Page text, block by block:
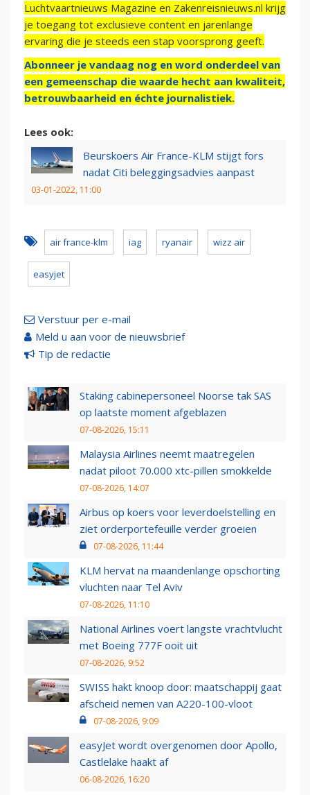
Luchtvaartnieuws Magazine en Zakenreisnieuws.nl krijg
je toegang tot exclusieve content en jarenlange
ervaring die je steeds een stap voorsprong geeft.
Abonneer je vandaag nog en word onderdeel van
een gemeenschap die waarde hecht aan kwaliteit,
betrouwbaarheid en échte journalistiek.
Lees ook:
Beurskoers Air France-KLM stijgt fors
nadat Citi beleggingsadvies aanpast
03-01-2022, 11:00
air france-klm iag ryanair wizz air
easyjet
Verstuur per e-mail
Meld u aan voor de nieuwsbrief
Tip de redactie
Staking cabinepersoneel Noorse tak SAS
op laatste moment afgeblazen
07-08-2026, 15:11
Malaysia Airlines neemt maatregelen
nadat piloot 70.000 xtc-pillen smokkelde
07-08-2026, 14:07
Airbus op koers voor leverdoelstelling en
ziet orderportefeuille verder groeien
07-08-2026, 11:44
KLM hervat na maandenlange opschorting
vluchten naar Tel Aviv
07-08-2026, 11:10
National Airlines voert langste vrachtvlucht
met Boeing 777F ooit uit
07-08-2026, 9:52
SWISS hakt knoop door: maatschappij gaat
afscheid nemen van A220-100-vloot
07-08-2026, 9:09
easyJet wordt overgenomen door Apollo,
Castlelake haakt af
06-08-2026, 16:20